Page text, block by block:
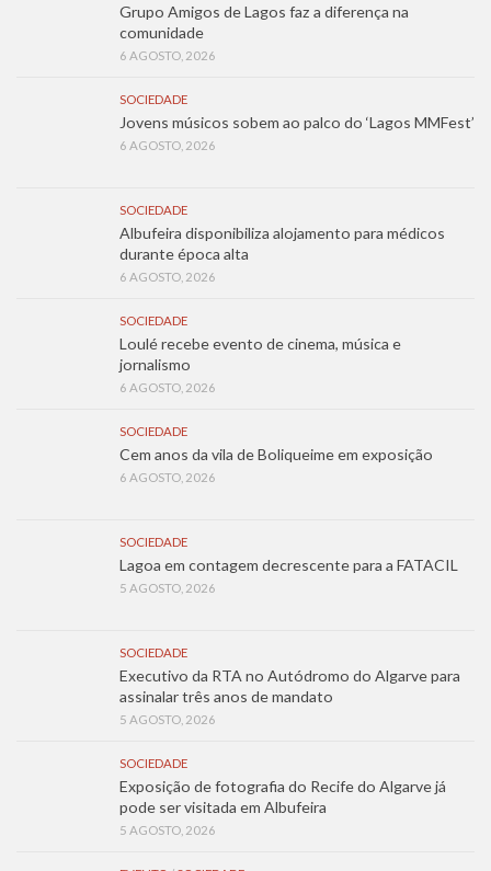
Grupo Amigos de Lagos faz a diferença na
comunidade
6 AGOSTO, 2026
SOCIEDADE
Jovens músicos sobem ao palco do ‘Lagos MMFest’
6 AGOSTO, 2026
SOCIEDADE
Albufeira disponibiliza alojamento para médicos
durante época alta
6 AGOSTO, 2026
SOCIEDADE
Loulé recebe evento de cinema, música e
jornalismo
6 AGOSTO, 2026
SOCIEDADE
Cem anos da vila de Boliqueime em exposição
6 AGOSTO, 2026
SOCIEDADE
Lagoa em contagem decrescente para a FATACIL
5 AGOSTO, 2026
SOCIEDADE
Executivo da RTA no Autódromo do Algarve para
assinalar três anos de mandato
5 AGOSTO, 2026
SOCIEDADE
Exposição de fotografia do Recife do Algarve já
pode ser visitada em Albufeira
5 AGOSTO, 2026